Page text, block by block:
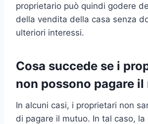
proprietario può quindi godere
della vendita della casa senza
ulteriori interessi.
Cosa succede se i
non possono pagare il
In alcuni casi, i proprietari non
di pagare il mutuo. In tal caso, la